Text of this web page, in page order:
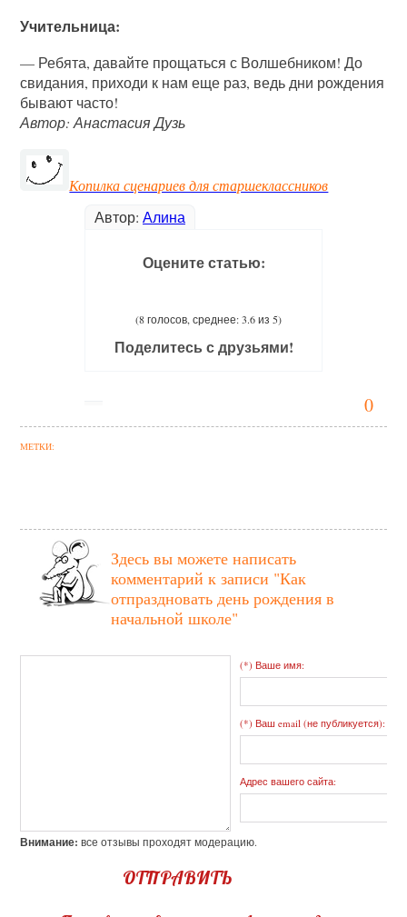
0
Учительница:
— Ребята, давайте прощаться с Волшебником! До
свидания, приходи к нам еще раз, ведь дни рождения
бывают часто!
Автор: Анастасия Дузь
Копилка сценариев для старшеклассников
Автор: Алина
Оцените статью:
(8 голосов, среднее: 3.6 из 5)
Поделитесь с друзьями!
МЕТКИ:
Здесь вы можете написать
комментарий к записи "Как
отпраздновать день рождения в
начальной школе"
(*) Ваше имя:
(*) Ваш email (не публикуется):
Адрес вашего сайта:
Внимание: все отзывы проходят модерацию.
ОТПРАВИТЬ